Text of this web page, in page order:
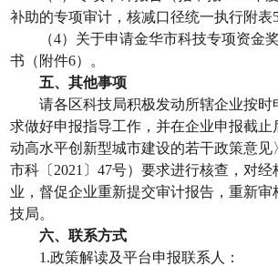
补助的专项审计，核减口径统一执行附表
（4）关于申请金华市科技专项资金
书（附件6）。
五、其他事项
请各区科技局积极发动所辖企业按时
求做好申报指导工作，并在企业申报截止
动高水平创新型城市建设的若干政策意见
市科〔 2021 〕47号）要求进行核查，对经
业，督促企业重新提交审计报告，重新审
技局。
六、联系方式
1.政策解读及平台申报联系人：